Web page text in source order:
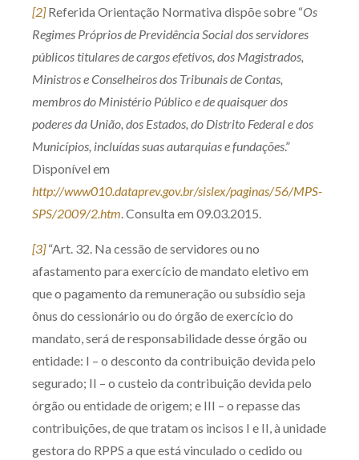
[2]Referida Orientação Normativa dispõe sobre “Os
Regimes Próprios de Previdência Social dos servidores
públicos titulares de cargos efetivos, dos Magistrados,
Ministros e Conselheiros dos Tribunais de Contas,
membros do Ministério Público e de quaisquer dos
poderes da União, dos Estados, do Distrito Federal e dos
Municípios, incluídas suas autarquias e fundações.”
Disponível em
http://www010.dataprev.gov.br/sislex/paginas/56/MPS-
SPS/2009/2.htm. Consulta em 09.03.2015.
[3]“Art. 32. Na cessão de servidores ou no
afastamento para exercício de mandato eletivo em
que o pagamento da remuneração ou subsídio seja
ônus do cessionário ou do órgão de exercício do
mandato, será de responsabilidade desse órgão ou
entidade: I – o desconto da contribuição devida pelo
segurado; II – o custeio da contribuição devida pelo
órgão ou entidade de origem; e III – o repasse das
contribuições, de que tratam os incisos I e II, à unidade
gestora do RPPS a que está vinculado o cedido ou